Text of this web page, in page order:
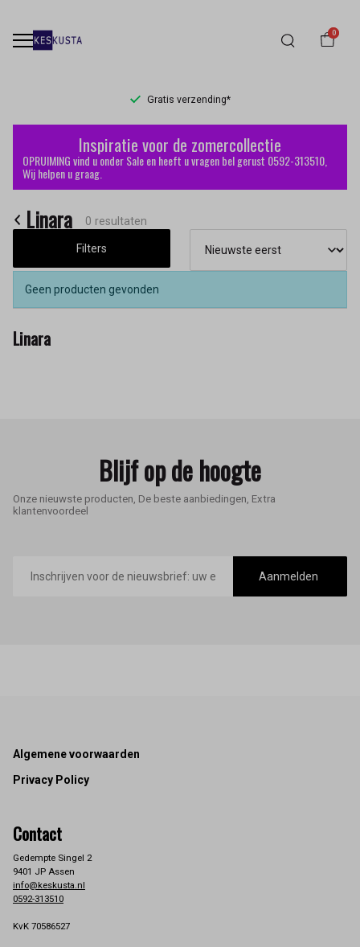
0
Gratis verzending*
Linara
Keskusta
Inspiratie voor de zomercollectie
OPRUIMING vind u onder Sale en heeft u vragen bel gerust 0592-313510,
Wij helpen u graag.
Linara 0 resultaten
Filters
Geen producten gevonden
Linara
Blijf op de hoogte
Onze nieuwste producten, De beste aanbiedingen, Extra
klantenvoordeel
mailadres
Aanmelden
Footer
Algemene voorwaarden
Privacy Policy
Contact
Gedempte Singel 2
9401 JP Assen
info@keskusta.nl
0592-313510
KvK 70586527